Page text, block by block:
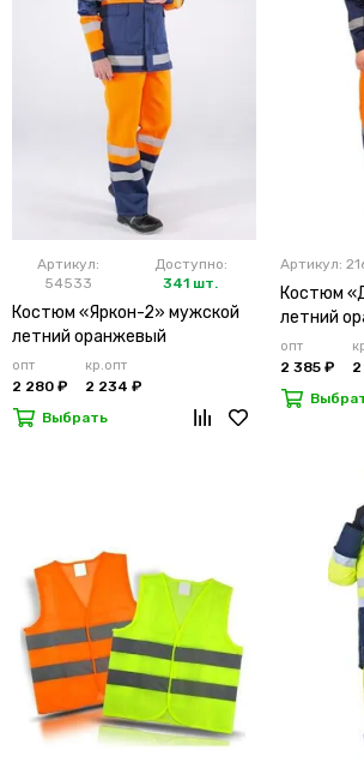
Артикул:
54533
Доступно:
341 шт.
Костюм «Яркон-2» мужской
летний оранжевый
опт
2 280 ₽
кр.опт
2 234 ₽
Выбрать
Артикул:
Костюм
летний
опт
2 385 ₽